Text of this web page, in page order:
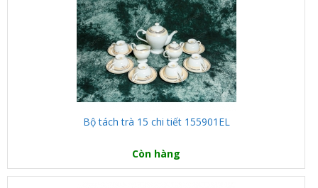
Bộ tách trà 15 chi tiết 155901EL
Còn hàng